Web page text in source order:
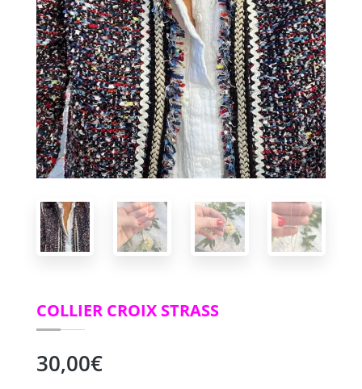
COLLIER CROIX STRASS
30,00€